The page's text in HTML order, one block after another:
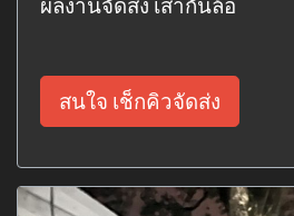
สนใจ เช็กคิวจัดส่ง